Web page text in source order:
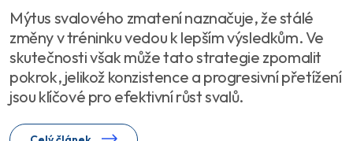
Mýtus svalového zmatení naznačuje, že stálé
změny v tréninku vedou k lepším výsledkům. Ve
skutečnosti však může tato strategie zpomalit
pokrok, jelikož konzistence a progresivní přetížení
jsou klíčové pro efektivní růst svalů.